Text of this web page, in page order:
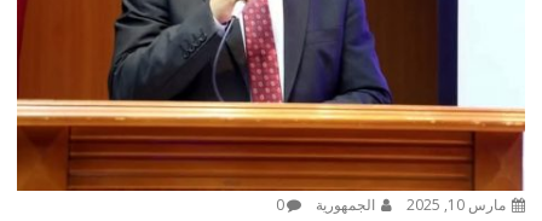
مارس 10, 2025 الجمهورية 0